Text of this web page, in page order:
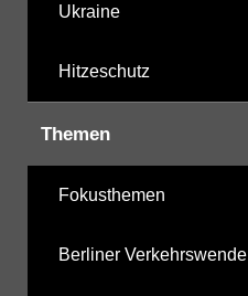
Ukraine
Hitzeschutz
Themen
Fokusthemen
Berliner Verkehrswende